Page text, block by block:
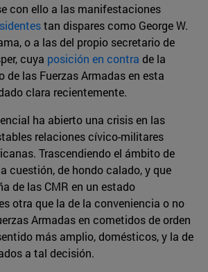
con ello a las manifestaciones
tan dispares como George W.
o a las del propio secretario de
cuya posición en contra de la
de las Fuerzas Armadas en esta
clara recientemente.
ha abierto una crisis en las
relaciones cívico-militares
Trascendiendo el ámbito de
cuestión, de hondo calado, y que
de las CMR en un estado
otra que la de la conveniencia o no
Armadas en cometidos de orden
más amplio, domésticos, y la de
a tal decisión.